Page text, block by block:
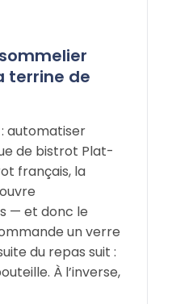
terrine de
automatiser
de bistrot Plat-
français, la
— et donc le
un verre
du repas suit :
À l’inverse,